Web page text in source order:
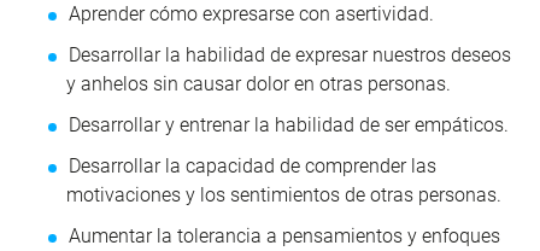
Aprender cómo expresarse con asertividad.
Desarrollar la habilidad de expresar nuestros deseos
y anhelos sin causar dolor en otras personas.
Desarrollar y entrenar la habilidad de ser empáticos.
Desarrollar la capacidad de comprender las
motivaciones y los sentimientos de otras personas.
Aumentar la tolerancia a pensamientos y enfoques